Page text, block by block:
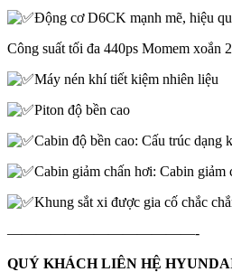
Động cơ D6CK mạnh mẽ, hiệu
Công suất tối đa 440ps Momem xoắn
Máy nén khí tiết kiệm nhiên liệu
Piton độ bền cao
Cabin độ bền cao: Cấu trúc dạng
Cabin giảm chấn hơi: Cabin giảm
Khung sắt xi được gia cố chắc
—————————————-
QUÝ KHÁCH LIÊN HỆ